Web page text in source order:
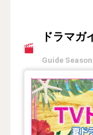
ドラマガ
Guide Season
【2026年夏